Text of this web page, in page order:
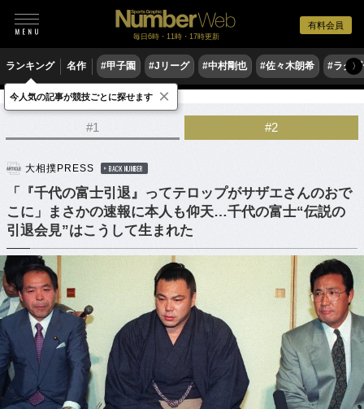
有料会員
毎日6時・11時・17時更新
ランキング 名作 #甲子園 #Jリーグ #中村剛也 #佐々木朗希 #ラグ〉
格闘技 相撲
#1 #2
大相撲PRESS BACK NUMBER
「『千代の富士引退』ってテロップがサザエさんのおで
こに」まさかの速報に本人も仰天…千代の富士“伝説の
引退会見”はこうして生まれた
今人気の記事が競技ごとに探せます ×